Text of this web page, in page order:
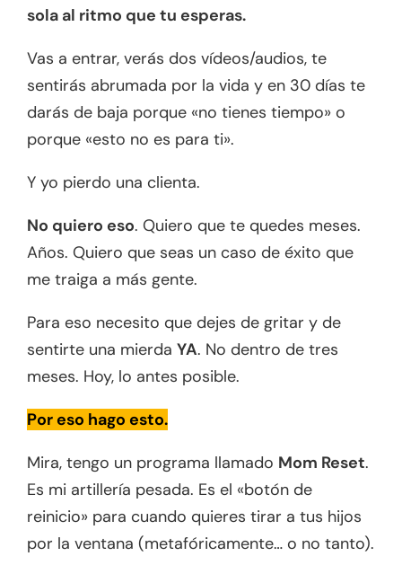
sola al ritmo que tu esperas.
Vas a entrar, verás dos vídeos/audios, te
sentirás abrumada por la vida y en 30 días te
darás de baja porque «no tienes tiempo» o
porque «esto no es para ti».
Y yo pierdo una clienta.
No quiero eso. Quiero que te quedes meses.
Años. Quiero que seas un caso de éxito que
me traiga a más gente.
Para eso necesito que dejes de gritar y de
sentirte una mierdaYA. No dentro de tres
meses. Hoy, lo antes posible.
Por eso hago esto.
Mira, tengo un programa llamado Mom Reset.
Es mi artillería pesada. Es el «botón de
reinicio» para cuando quieres tirar a tus hijos
por la ventana (metafóricamente… o no tanto).